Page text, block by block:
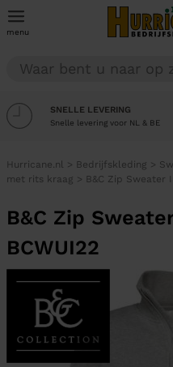
menu
SNELLE LEVERING
Snelle levering voor NL & BE
Hurricane.nl > Bedrijfskleding >
met rits kraag > B&C Zip Sweater
B&C Zip
BCWUI22